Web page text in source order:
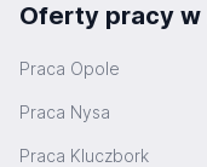
Oferty pracy w
Praca Opole
Praca Nysa
Praca Kluczbork